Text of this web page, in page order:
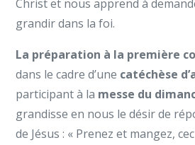
Christ et nous apprend à
grandir dans la foi.
La préparation à la première
dans le cadre d’une catéchèse
participant à la messe du
grandisse en nous le désir de
de Jésus : « Prenez et mangez,